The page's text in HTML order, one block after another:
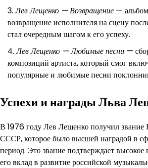
Лев Лещенко — Возвращение —
возвращение исполнителя на сцену
стал очередным шагом к его успеху.
Лев Лещенко — Любимые песни —
композиций артиста, который смог
популярные и любимые песни
Успехи и награды Льва
В 1976 году Лев Лещенко получил звание
СССР, которое было высшей наградой в
период. Это звание подтверждает высокое
его вклад в развитие российской